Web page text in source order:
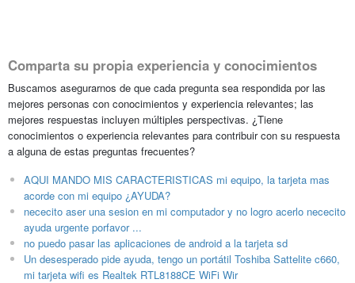
Comparta su propia experiencia y conocimientos
Buscamos asegurarnos de que cada pregunta sea respondida por las
mejores personas con conocimientos y experiencia relevantes; las
mejores respuestas incluyen múltiples perspectivas. ¿Tiene
conocimientos o experiencia relevantes para contribuir con su respuesta
a alguna de estas preguntas frecuentes?
AQUI MANDO MIS CARACTERISTICAS mi equipo, la tarjeta mas
acorde con mi equipo ¿AYUDA?
nececito aser una sesion en mi computador y no logro acerlo nececito
ayuda urgente porfavor ...
no puedo pasar las aplicaciones de android a la tarjeta sd
Un desesperado pide ayuda, tengo un portátil Toshiba Sattelite c660,
mi tarjeta wifi es Realtek RTL8188CE WiFi Wir